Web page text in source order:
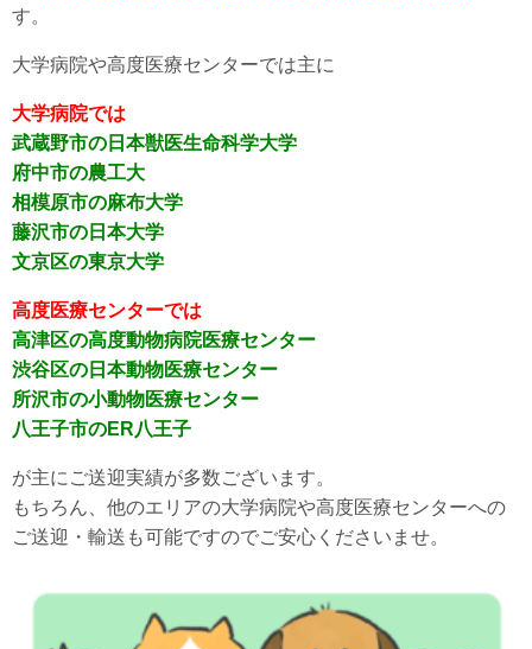
す。
大学病院や高度医療センターでは主に
大学病院では
武蔵野市の日本獣医生命科学大学
府中市の農工大
相模原市の麻布大学
藤沢市の日本大学
文京区の東京大学
高度医療センターでは
高津区の高度動物病院医療センター
渋谷区の日本動物医療センター
所沢市の小動物医療センター
八王子市のER八王子
が主にご送迎実績が多数ございます。
もちろん、他のエリアの大学病院や高度医療センターへの
ご送迎・輸送も可能ですのでご安心くださいませ。